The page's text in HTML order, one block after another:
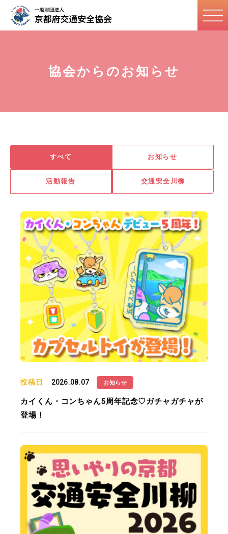
協会からのお知らせ
すべて お知らせ
活動報告 交通安全川柳
投稿日 2026.08.07 お知らせ
カイくん・コンちゃん5周年記念♡ガチャガチャが
登場！